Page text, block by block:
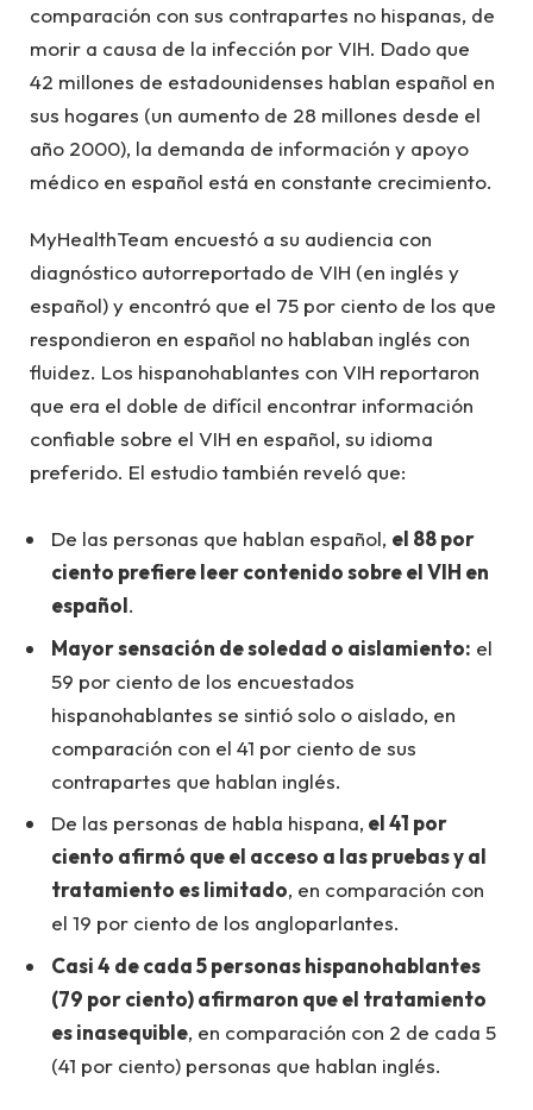
comparación con sus contrapartes no hispanas, de
morir a causa de la infección por VIH. Dado que
42 millones de estadounidenses hablan español en
sus hogares (un aumento de 28 millones desde el
año 2000), la demanda de información y apoyo
médico en español está en constante crecimiento.
MyHealthTeam encuestó a su audiencia con
diagnóstico autorreportado de VIH (en inglés y
español) y encontró que el 75 por ciento de los que
respondieron en español no hablaban inglés con
fluidez. Los hispanohablantes con VIH reportaron
que era el doble de difícil encontrar información
confiable sobre el VIH en español, su idioma
preferido. El estudio también reveló que:
De las personas que hablan español, el 88 por
ciento prefiere leer contenido sobre el VIH en
español.
Mayor sensación de soledad o aislamiento: el
59 por ciento de los encuestados
hispanohablantes se sintió solo o aislado, en
comparación con el 41 por ciento de sus
contrapartes que hablan inglés.
De las personas de habla hispana, el 41 por
ciento afirmó que el acceso a las pruebas y al
tratamiento es limitado, en comparación con
el 19 por ciento de los angloparlantes.
Casi 4 de cada 5 personas hispanohablantes
(79 por ciento) afirmaron que el tratamiento
es inasequible, en comparación con 2 de cada 5
(41 por ciento) personas que hablan inglés.